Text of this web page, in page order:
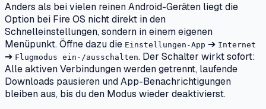
Anders als bei vielen reinen Android-Geräten liegt die
Option bei Fire OS nicht direkt in den
Schnelleinstellungen, sondern in einem eigenen
Menüpunkt. Öffne dazu die Einstellungen-App ➔ Internet
➔ Flugmodus ein-/ausschalten. Der Schalter wirkt sofort:
Alle aktiven Verbindungen werden getrennt, laufende
Downloads pausieren und App-Benachrichtigungen
bleiben aus, bis du den Modus wieder deaktivierst.